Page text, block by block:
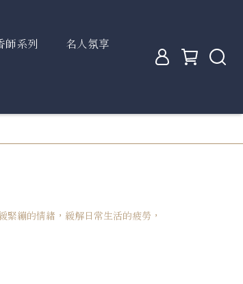
師系列
名人氛享
緊繃的情緒，緩解日常生活的疲勞，